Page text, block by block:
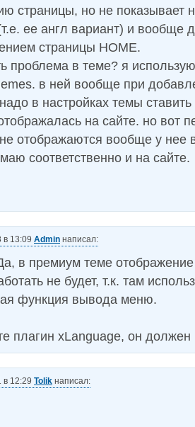
страницы, но не показывает
ее англ вариант) и вообще
страницы HOME.
проблема в теме? я
в ней вообще при
в настройках темы ставить
на сайте. но вот
отображаются вообще у нее
соответственно и на сайте.
в 13:09 Admin написал:
в премиум теме
не будет, т.к. там
функция вывода меню.
плагин xLanguage, он должен
в 12:29 Tolik написал: